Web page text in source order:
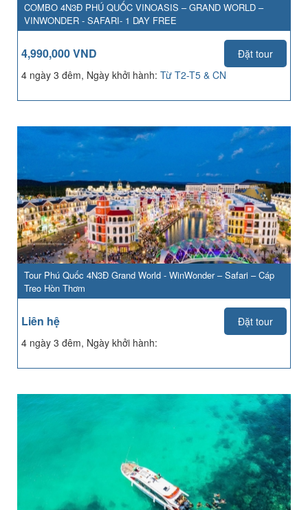
COMBO 4N3Đ PHÚ QUỐC VINOASIS – GRAND WORLD –
VINWONDER - SAFARI- 1 DAY FREE
4,990,000 VND
Đặt tour
4 ngày 3 đêm, Ngày khởi hành: Từ T2-T5 & CN
Tour Phú Quốc 4N3Đ Grand World - WinWonder – Safari – Cáp
Treo Hòn Thơm
Liên hệ
Đặt tour
4 ngày 3 đêm, Ngày khởi hành: